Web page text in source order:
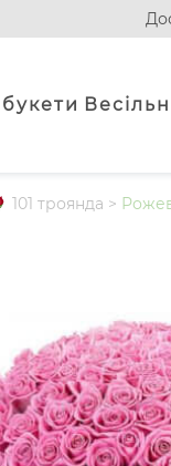
букети
101 троянда >